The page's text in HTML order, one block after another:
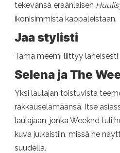
tekevänsä eräänlaisen
ikonisimmista kappaleistaan.
Jaa stylisti
Tämä meemi liittyy läheisesti
Selena ja The
Yksi laulajan toistuvista
rakkauselämäänsä. Itse
laulajaan, jonka Weeknd tuli
kuva julkaistiin, missä he
suudella.